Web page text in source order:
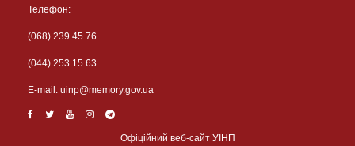
Телефон:
(068) 239 45 76
(044) 253 15 63
Е-mail: uinp@memory.gov.ua
Офіційний веб-сайт УІНП